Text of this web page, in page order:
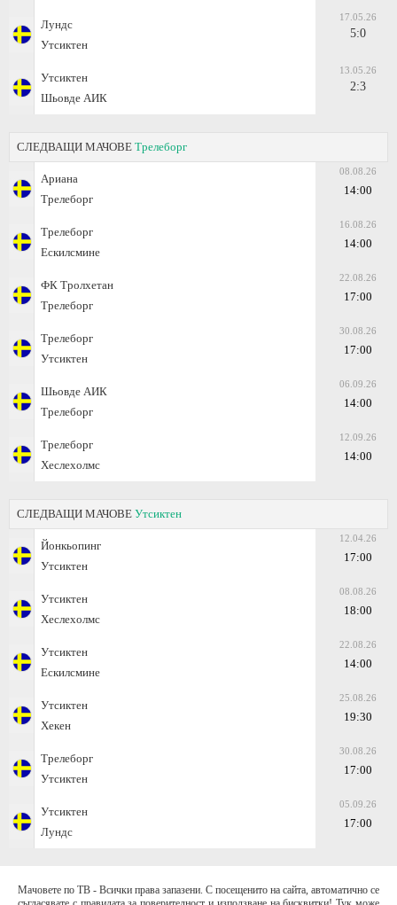
Лундс
Утсиктен
17.05.26
5:0
Утсиктен
Шьовде АИК
13.05.26
2:3
СЛЕДВАЩИ МАЧОВЕ Трелеборг
Ариана
Трелеборг
08.08.26
14:00
Трелеборг
Ескилсмине
16.08.26
14:00
ФК Тролхетан
Трелеборг
22.08.26
17:00
Трелеборг
Утсиктен
30.08.26
17:00
Шьовде АИК
Трелеборг
06.09.26
14:00
Трелеборг
Хеслехолмс
12.09.26
14:00
СЛЕДВАЩИ МАЧОВЕ Утсиктен
Йонкьопинг
Утсиктен
12.04.26
17:00
Утсиктен
Хеслехолмс
08.08.26
18:00
Утсиктен
Ескилсмине
22.08.26
14:00
Утсиктен
Хекен
25.08.26
19:30
Трелеборг
Утсиктен
30.08.26
17:00
Утсиктен
Лундс
05.09.26
17:00
Мачовете по ТВ - Всички права запазени. С посещенито на сайта, автоматично се